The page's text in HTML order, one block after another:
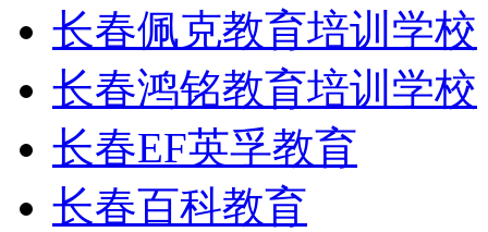
长春佩克教育培训学校
长春鸿铭教育培训学校
长春EF英孚教育
长春百科教育